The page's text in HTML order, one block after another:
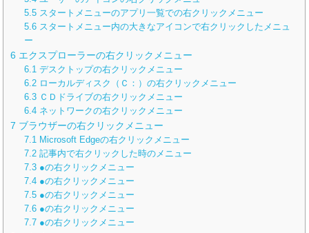
5.5スタートメニューのアプリ一覧での右クリックメニュー
5.6スタートメニュー内の大きなアイコンで右クリックしたメニュ
ー
6 エクスプローラーの右クリックメニュー
6.1デスクトップの右クリックメニュー
6.2ローカルディスク（Ｃ：）の右クリックメニュー
6.3ＣＤドライブの右クリックメニュー
6.4ネットワークの右クリックメニュー
7 ブラウザーの右クリックメニュー
7.1Microsoft Edgeの右クリックメニュー
7.2記事内で右クリックした時のメニュー
7.3●の右クリックメニュー
7.4●の右クリックメニュー
7.5●の右クリックメニュー
7.6●の右クリックメニュー
7.7●の右クリックメニュー